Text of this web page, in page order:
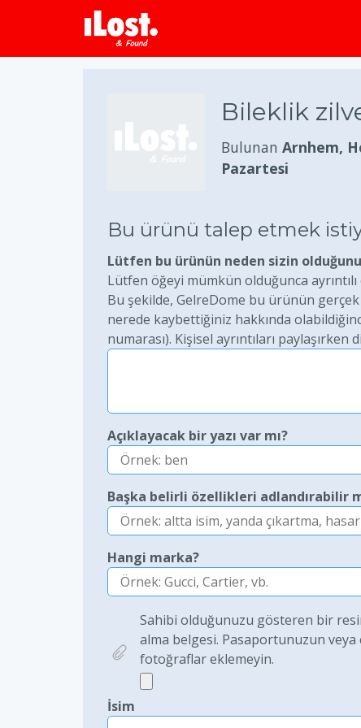
Bileklik
Bulunan Arnhem,
Pazartesi
Bu ürünü talep etmek
Lütfen bu ürünün neden sizin
Lütfen öğeyi mümkün olduğunca
Bu şekilde, GelreDome bu ürünün gerçek
nerede kaybettiğiniz hakkında
numarası). Kişisel ayrıntıları paylaşırken
Açıklayacak bir yazı var mı?
Başka belirli özellikleri adlandırabilir
Hangi marka?
Sahibi olduğunuzu gösteren bir
alma belgesi. Pasaportunuzun veya
fotoğraflar eklemeyin.
İsim